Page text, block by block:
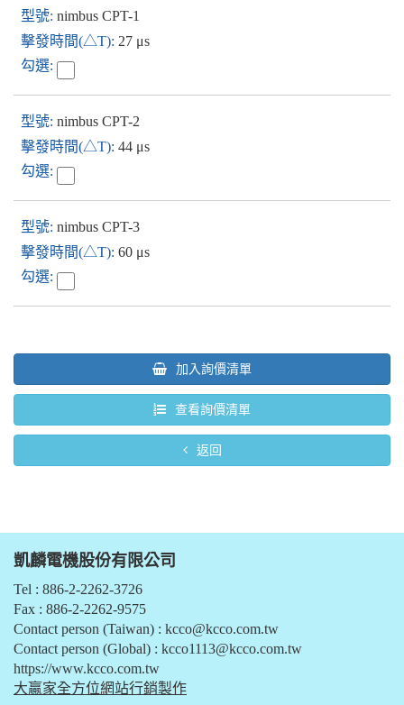
nimbus CPT-1
27 μs
nimbus CPT-2
44 μs
nimbus CPT-3
60 μs
加入詢價清單
查看詢價清單
返回
凱麟電機股份有限公司
Tel : 886-2-2262-3726
Fax : 886-2-2262-9575
Contact person (Taiwan) : kcco@kcco.com.tw
Contact person (Global) : kcco1113@kcco.com.tw
https://www.kcco.com.tw
大贏家全方位網站行銷製作